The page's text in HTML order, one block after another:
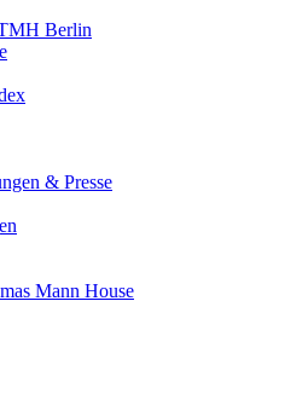
Berlin
& Presse
Mann House